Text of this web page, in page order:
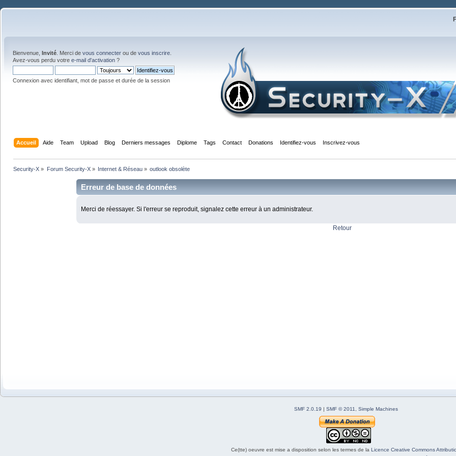
Bienvenue, Invité . Merci de vous connecter ou de vous inscrire
Avez-vous perdu votre e-mail d'activation ?
Connexion avec identifiant, mot de passe et durée de la session
Accueil Aide Team Upload Blog Derniers messages Diplome Tags Contact Donations Identifiez-vous Inscrivez-vous
Security-X » Forum Security-X» Internet & Réseau» outlook obsolète
Erreur de base de données
Merci de réessayer. Si l'erreur se reproduit, signalez cette erreur à un administrateur.
Retour
SMF 2.0.19 | SMF © 2011 Simple Machines
Ce(tte) oeuvre est mise a disposition selon les termes de la Licence Creative Commons